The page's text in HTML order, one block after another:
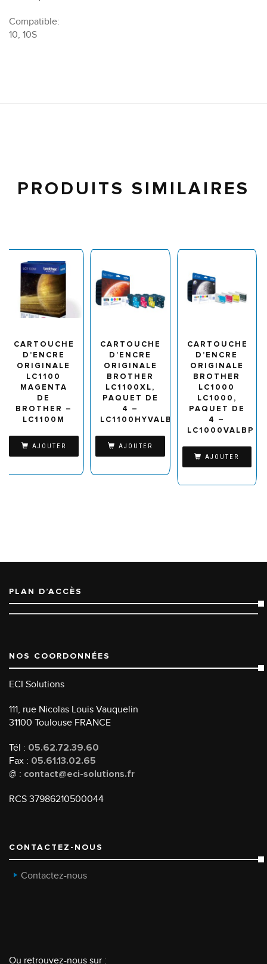
Compatible:
10, 10S
PRODUITS SIMILAIRES
CARTOUCHE
D’ENCRE
ORIGINALE
LC1100
MAGENTA
DE
BROTHER –
LC1100M
AJOUTER
CARTOUCHE
D’ENCRE
ORIGINALE
BROTHER
LC1100XL,
PAQUET DE
4 –
LC1100HYVALBP
AJOUTER
CARTOUCHE
D’ENCRE
ORIGINALE
BROTHER
LC1000
LC1000,
PAQUET DE
4 –
LC1000VALBP
AJOUTER
PLAN D’ACCÈS
NOS COORDONNÉES
ECI Solutions
111, rue Nicolas Louis Vauquelin
31100 Toulouse FRANCE
Tél : 05.62.72.39.60
Fax : 05.61.13.02.65
@ : contact@eci-solutions.fr
RCS 37986210500044
CONTACTEZ-NOUS
Contactez-nous
Ou retrouvez-nous sur :